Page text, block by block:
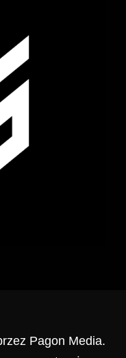
Pagon Media.